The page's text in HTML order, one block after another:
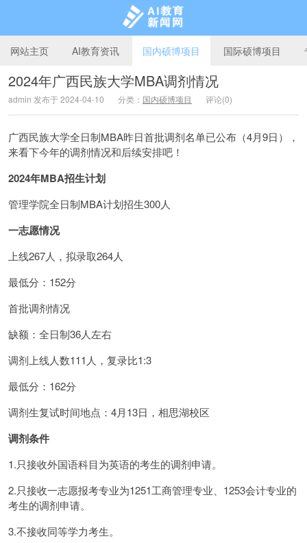
AI教育新闻网
网站主页 AI教育资讯 国内硕博项目 国际硕博项目
2024年广西民族大学MBA调剂情况
admin 发布于 2024-04-10 分类： 国内硕博项目 评论(0)
广西民族大学全日制MBA昨日首批调剂名单已公布（4月9日），
来看下今年的调剂情况和后续安排吧！
2024年MBA招生计划
管理学院全日制MBA计划招生300人
一志愿情况
上线267人，拟录取264人
最低分：152分
首批调剂情况
缺额：全日制36人左右
调剂上线人数111人，复录比1:3
最低分：162分
调剂生复试时间地点：4月13日，相思湖校区
调剂条件
1.只接收外国语科目为英语的考生的调剂申请。
2.只接收一志愿报考专业为1251工商管理专业、1253会计专业的
考生的调剂申请。
3.不接收同等学力考生。